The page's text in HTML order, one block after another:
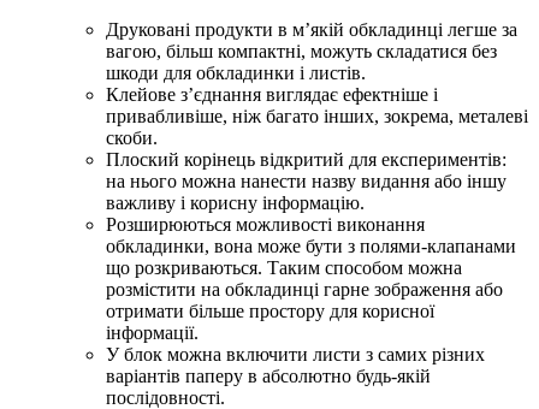
Друковані продукти в м’якій обкладинці легше за
вагою, більш компактні, можуть складатися без
шкоди для обкладинки і листів.
Клейове з’єднання виглядає ефектніше і
привабливіше, ніж багато інших, зокрема, металеві
скоби.
Плоский корінець відкритий для експериментів:
на нього можна нанести назву видання або іншу
важливу і корисну інформацію.
Розширюються можливості виконання
обкладинки, вона може бути з полями-клапанами
що розкриваються. Таким способом можна
розмістити на обкладинці гарне зображення або
отримати більше простору для корисної
інформації.
У блок можна включити листи з самих різних
варіантів паперу в абсолютно будь-якій
послідовності.